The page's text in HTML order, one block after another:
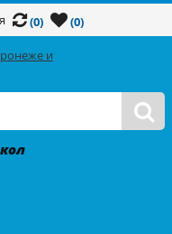
(0) (0)